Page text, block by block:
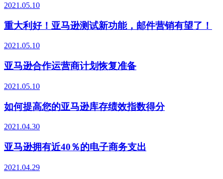
2021.05.10
重大利好！亚马逊测试新功能，邮件营销有望了！
2021.05.10
亚马逊合作运营商计划恢复准备
2021.05.10
如何提高您的亚马逊库存绩效指数得分
2021.04.30
亚马逊拥有近40％的电子商务支出
2021.04.29